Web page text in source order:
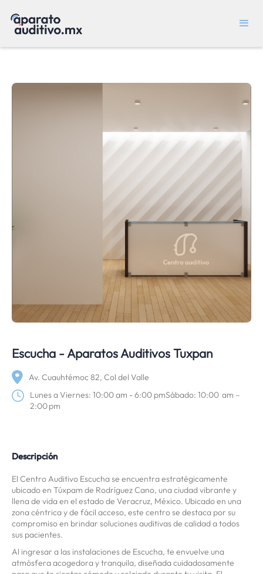
Escucha - Aparatos Auditivos Tuxpan
Av. Cuauhtémoc 82, Col del Valle
Lunes a Viernes: 10:00 am - 6:00 pmSábado: 10:00 am –
2:00 pm
Descripción
El Centro Auditivo Escucha se encuentra estratégicamente
ubicado en Túxpam de Rodríguez Cano, una ciudad vibrante y
llena de vida en el estado de Veracruz, México. Ubicado en una
zona céntrica y de fácil acceso, este centro se destaca por su
compromiso en brindar soluciones auditivas de calidad a todos
sus pacientes.
Al ingresar a las instalaciones de Escucha, te envuelve una
atmósfera acogedora y tranquila, diseñada cuidadosamente